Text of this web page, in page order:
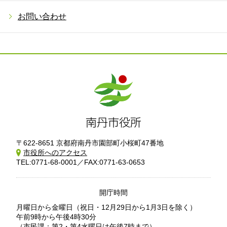
お問い合わせ
〒622-8651 京都府南丹市園部町小桜町47番地
市役所へのアクセス
TEL:0771-68-0001／FAX:0771-63-0653
開庁時間
月曜日から金曜日
（祝日・12月29日から1月3日を除く）
午前9時から午後4時30分